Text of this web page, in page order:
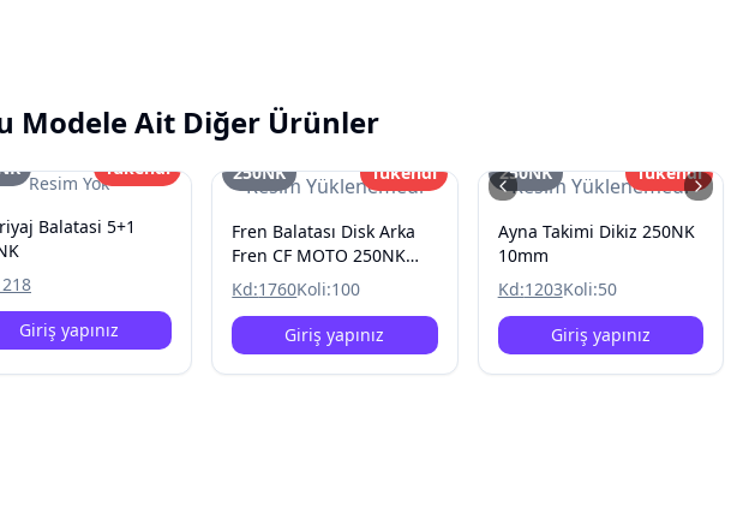
Modele Ait Diğer Ürünler
Resim Yok
Tükendi
Balatasi 5+1
Giriş yapınız
Resim Yüklenemedi
250NK Tükendi
Fren Balatası Disk Arka
Fren CF MOTO 250NK
250SR 2022/CBR125
2011-2017
Kd:1760Koli:100
Giriş yapınız
Resim Yüklenemedi
250NK Tükendi
Ayna Takimi Dikiz 250NK
10mm
Kd:1203Koli:50
Giriş yapınız